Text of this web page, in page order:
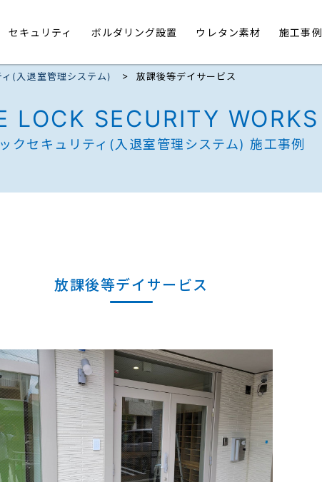
セキュリティ ボルダリング設置 ウレタン素材 施工事例
(入退室管理システム) > 放課後等デイサービス
LOCK SECURITY WORKS
クセキュリティ (入退室管理システム) 施工事例
放課後等デイサービス